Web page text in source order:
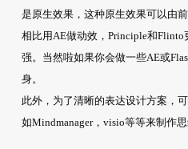
是原生效果，这种原生效果可以由
相比用AE做动效，Principle和
强。当然啦如果你会做一些AE或
身。
此外，为了清晰的表达设计方案，
如Mindmanager，visio等等来制作思